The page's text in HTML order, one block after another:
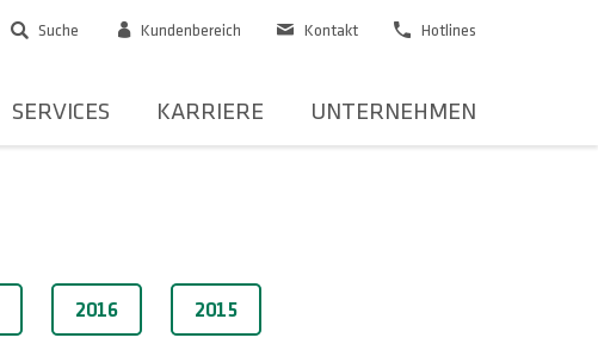
SERVICES KARRIERE UNTERNEHMEN
Kundenbereich Kontakt Hotlines
Suche
2016 2015